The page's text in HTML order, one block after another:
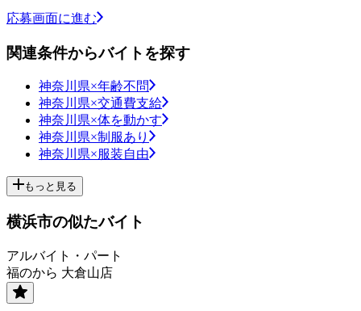
応募画面に進む
関連条件からバイトを探す
神奈川県×年齢不問
神奈川県×交通費支給
神奈川県×体を動かす
神奈川県×制服あり
神奈川県×服装自由
もっと見る
横浜市の似たバイト
アルバイト・パート
福のから 大倉山店